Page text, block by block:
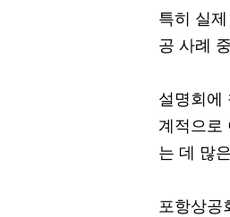
특히 실
공 사례
설명회에
계적으로
는 데 많
포항상공